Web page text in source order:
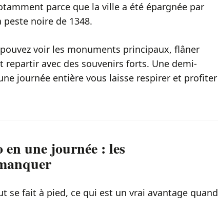
parce que la ville a été épargnée par
noire de 1348.
voir les monuments principaux, flâner
repartir avec des souvenirs forts. Une demi-
journée entière vous laisse respirer et profiter
une journée : les
se fait à pied, ce qui est un vrai avantage quand